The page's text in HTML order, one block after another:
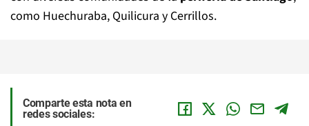
como Huechuraba, Quilicura y Cerrillos.
Comparte esta nota en
redes sociales: